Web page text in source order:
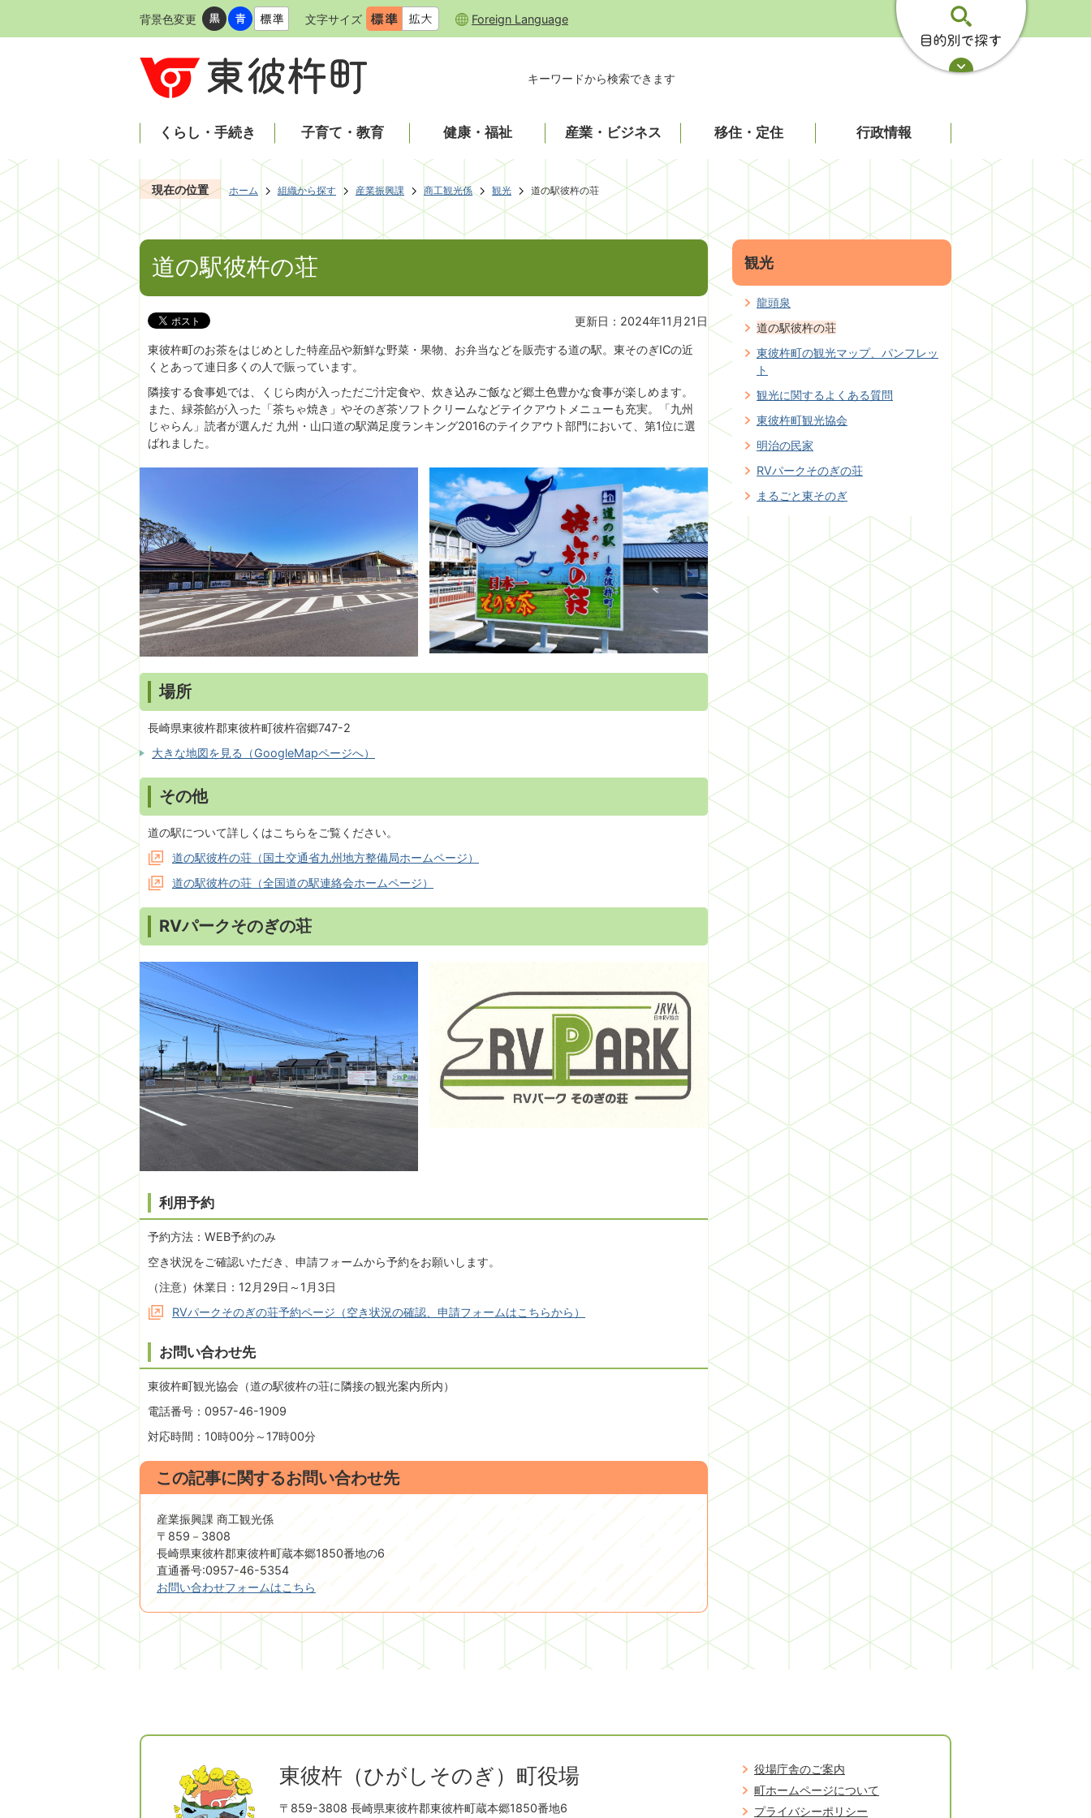
背景色変更 文字サイズ Foreign Language
キーワードから検索できます
くらし・手続き 子育て・教育 健康・福祉 産業・ビジネス 移住・定住 行政情報
現在の位置 ホーム 組織から探す 産業振興課 商工観光係 観光 道の駅彼杵の荘
道の駅彼杵の荘
更新日：2024年11月21日
東彼杵町のお茶をはじめとした特産品や新鮮な野菜・果物、お弁当などを販売する道の駅。東そのぎICの近
くとあって連日多くの人で賑っています。
隣接する食事処では、くじら肉が入っただご汁定食や、炊き込みご飯など郷土色豊かな食事が楽しめます。
また、緑茶餡が入った「茶ちゃ焼き」やそのぎ茶ソフトクリームなどテイクアウトメニューも充実。「九州
じゃらん」読者が選んだ 九州・山口道の駅満足度ランキング2016のテイクアウト部門において、第1位に選
ばれました。
場所
長崎県東彼杵郡東彼杵町彼杵宿郷747-2
大きな地図を見る（GoogleMapページへ）
その他
道の駅について詳しくはこちらをご覧ください。
道の駅彼杵の荘（国土交通省九州地方整備局ホームページ）
道の駅彼杵の荘（全国道の駅連絡会ホームページ）
RVパークそのぎの荘
利用予約
予約方法：WEB予約のみ
空き状況をご確認いただき、申請フォームから予約をお願いします。
（注意）休業日：12月29日～1月3日
RVパークそのぎの荘予約ページ（空き状況の確認、申請フォームはこちらから）
お問い合わせ先
東彼杵町観光協会（道の駅彼杵の荘に隣接の観光案内所内）
電話番号：0957-46-1909
対応時間：10時00分～17時00分
この記事に関するお問い合わせ先
産業振興課 商工観光係
〒859－3808
長崎県東彼杵郡東彼杵町蔵本郷1850番地の6
直通番号:0957-46-5354
お問い合わせフォームはこちら
観光
龍頭泉
道の駅彼杵の荘
東彼杵町の観光マップ、パンフレッ
ト
観光に関するよくある質問
東彼杵町観光協会
明治の民家
RVパークそのぎの荘
まるごと東そのぎ
東彼杵（ひがしそのぎ）町役場
〒859-3808 長崎県東彼杵郡東彼杵町蔵本郷1850番地6
役場庁舎のご案内
町ホームページについて
プライバシーポリシー